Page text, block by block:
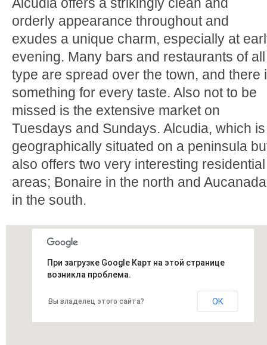
orderly appearance throughout and
exudes a unique charm, especially at
evening. Many bars and restaurants of all
type are spread over the town, and there
something for every taste. Also not to be
missed is the extensive market on
Tuesdays and Sundays. Alcudia, which is
geographically situated on a peninsula
also offers two very interesting residential
areas; Bonaire in the north and Aucanada
in the south.
При загрузке Google Карт на этой странице
возникла проблема.
Вы владелец этого сайта? ОК